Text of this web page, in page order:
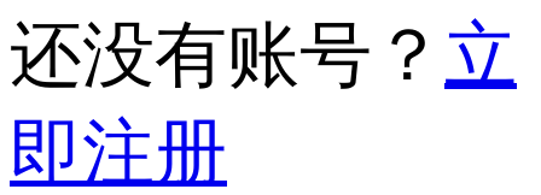
还没有账号？ 立
即注册